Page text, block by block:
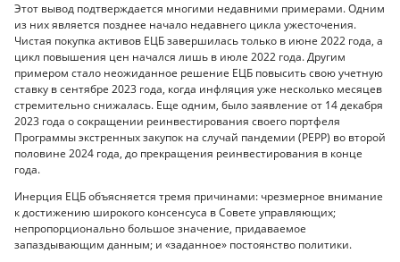
Этот вывод подтверждается многими недавними примерами. Одним
из них является позднее начало недавнего цикла ужесточения.
Чистая покупка активов ЕЦБ завершилась только в июне 2022 года, а
цикл повышения цен начался лишь в июле 2022 года. Другим
примером стало неожиданное решение ЕЦБ повысить свою учетную
ставку в сентябре 2023 года, когда инфляция уже несколько месяцев
стремительно снижалась. Еще одним, было заявление от 14 декабря
2023 года о сокращении реинвестирования своего портфеля
Программы экстренных закупок на случай пандемии (PEPP) во второй
половине 2024 года, до прекращения реинвестирования в конце
года.
Инерция ЕЦБ объясняется тремя причинами: чрезмерное внимание
к достижению широкого консенсуса в Совете управляющих;
непропорционально большое значение, придаваемое
запаздывающим данным; и «заданное» постоянство политики.